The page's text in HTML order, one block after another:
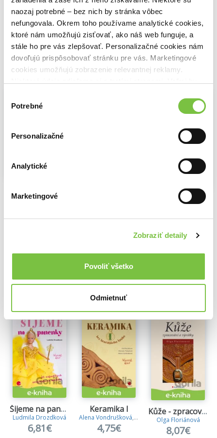
naozaj potrebné – bez nich by stránka vôbec
nefungovala. Okrem toho používame analytické cookies,
ktoré nám umožňujú zisťovať, ako náš web funguje, a
stále ho pre vás zlepšovať. Personalizačné cookies nám
dovoľujú prispôsobovať stránku pre vás. Marketingové
cookies umožňujú zobrazenie relevantnej reklamy.
cookies.
súhlasu
Potrebné
Personalizačné
Analytické
Marketingové
Zobraziť detaily
Povoliť všetko
Odmietnuť
William Shakespeare
1,93€
Stephen R. Covey
10,84€
7,82€
William Shakespeare Kúzelné upratovanie
7,82€
Ďalšie z kategórie Knihy o ručných prácach,
háčkovanie, pletenie, vyšívanie
Viac z tejto kategórie
Šijeme na panenky
Ludmila Drozdková
6,81€
Keramika I
Alena Vondrušková, Eta Placáková,Marcela
4,75€
Kůže - zpracování a výrobky
Olga Floriánová
8,07€